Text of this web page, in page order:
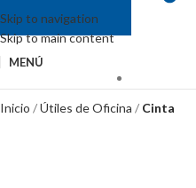
Skip to navigation
Skip to main content
MENÚ
Inicio Útiles de Oficina Cinta